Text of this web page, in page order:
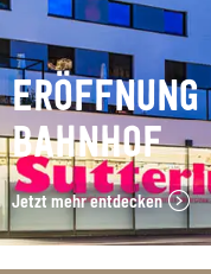
BAHNHOF
Jetzt mehr entdecken